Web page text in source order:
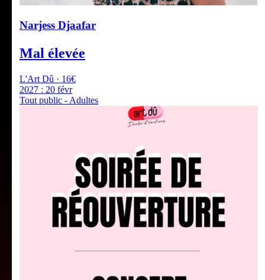
Narjess Djaafar
Mal élevée
L'Art Dû · 16€
2027 : 20 févr
Tout public - Adultes